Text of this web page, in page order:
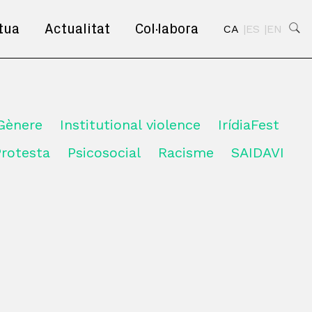
Actualitat Col·labora CA ES EN
Gènere Institutional violence
IrídiaFest
Protesta
Psicosocial Racisme SAIDAVI